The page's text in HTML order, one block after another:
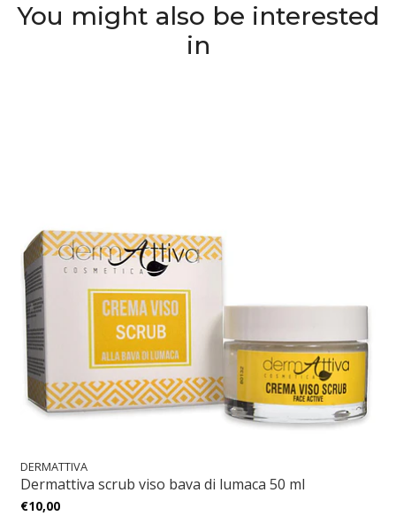
You might also be interested
in
DERMATTIVA
Dermattiva scrub viso bava di lumaca 50 ml
€10,00